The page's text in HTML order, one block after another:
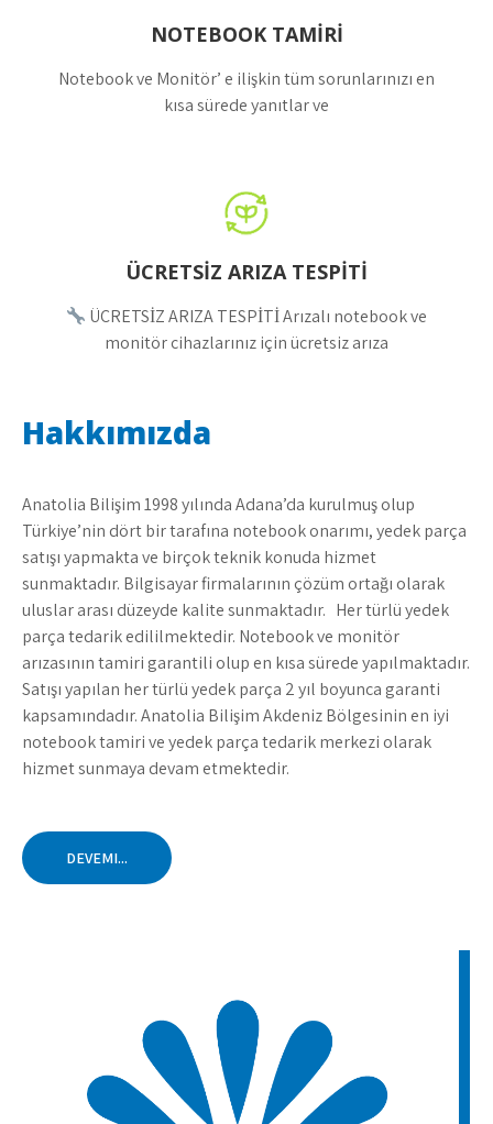
NOTEBOOK TAMİRİ
Notebook ve Monitör’ e ilişkin tüm sorunlarınızı en
kısa sürede yanıtlar ve
ÜCRETSİZ ARIZA TESPİTİ
ÜCRETSİZ ARIZA TESPİTİ Arızalı notebook ve
monitör cihazlarınız için ücretsiz arıza
Hakkımızda
Anatolia Bilişim 1998 yılında Adana’da kurulmuş olup
Türkiye’nin dört bir tarafına notebook onarımı, yedek parça
satışı yapmakta ve birçok teknik konuda hizmet
sunmaktadır. Bilgisayar firmalarının çözüm ortağı olarak
uluslar arası düzeyde kalite sunmaktadır. Her türlü yedek
parça tedarik edililmektedir. Notebook ve monitör
arızasının tamiri garantili olup en kısa sürede yapılmaktadır.
Satışı yapılan her türlü yedek parça 2 yıl boyunca garanti
kapsamındadır. Anatolia Bilişim Akdeniz Bölgesinin en iyi
notebook tamiri ve yedek parça tedarik merkezi olarak
hizmet sunmaya devam etmektedir.
DEVEMI...